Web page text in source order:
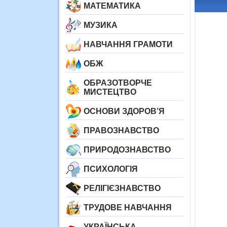
МАТЕМАТИКА
МУЗИКА
НАВЧАННЯ ГРАМОТИ
ОБЖ
ОБРАЗОТВОРЧЕ
МИСТЕЦТВО
ОСНОВИ ЗДОРОВ’Я
ПРАВОЗНАВСТВО
ПРИРОДОЗНАВСТВО
ПСИХОЛОГІЯ
РЕЛІГІЄЗНАВСТВО
ТРУДОВЕ НАВЧАННЯ